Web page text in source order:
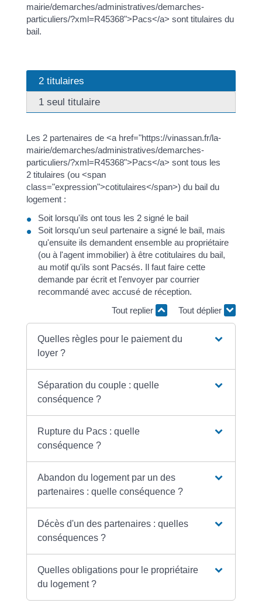
mairie/demarches/administratives/demarches-
particuliers/?xml=R45368">Pacs</a> sont titulaires du
bail.
2 titulaires
1 seul titulaire
Les 2 partenaires de <a href="https://vinassan.fr/la-
mairie/demarches/administratives/demarches-
particuliers/?xml=R45368">Pacs</a> sont tous les
2 titulaires (ou <span
class="expression">cotitulaires</span>) du bail du
logement :
Soit lorsqu'ils ont tous les 2 signé le bail
Soit lorsqu'un seul partenaire a signé le bail, mais
qu'ensuite ils demandent ensemble au propriétaire
(ou à l'agent immobilier) à être cotitulaires du bail,
au motif qu'ils sont Pacsés. Il faut faire cette
demande par écrit et l'envoyer par courrier
recommandé avec accusé de réception.
Tout replier
Tout déplier
Quelles règles pour le paiement du
loyer ?
Séparation du couple : quelle
conséquence ?
Rupture du Pacs : quelle
conséquence ?
Abandon du logement par un des
partenaires : quelle conséquence ?
Décès d'un des partenaires : quelles
conséquences ?
Quelles obligations pour le propriétaire
du logement ?